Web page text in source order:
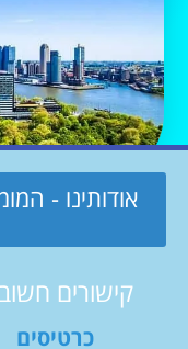
אודותינו -
קישורים
כרטיסים